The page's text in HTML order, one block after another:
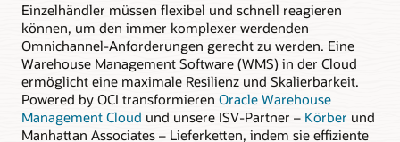
Einzelhändler müssen flexibel und schnell reagieren
können, um den immer komplexer werdenden
Omnichannel-Anforderungen gerecht zu werden. Eine
Warehouse Management Software (WMS) in der Cloud
ermöglicht eine maximale Resilienz und Skalierbarkeit.
Powered by OCI transformieren Oracle Warehouse
Management Cloud und unsere ISV-Partner – Körber und
Manhattan Associates – Lieferketten, indem sie effiziente